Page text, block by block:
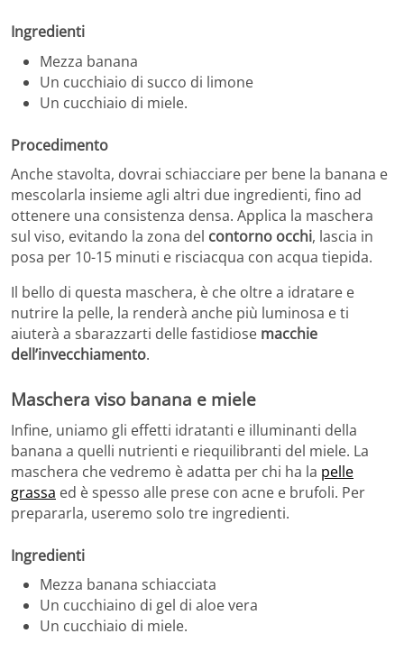
Ingredienti
Mezza banana
Un cucchiaio di succo di limone
Un cucchiaio di miele.
Procedimento
Anche stavolta, dovrai schiacciare per bene la banana e
mescolarla insieme agli altri due ingredienti, fino ad
ottenere una consistenza densa. Applica la maschera
sul viso, evitando la zona del contorno occhi, lascia in
posa per 10-15 minuti e risciacqua con acqua tiepida.
Il bello di questa maschera, è che oltre a idratare e
nutrire la pelle, la renderà anche più luminosa e ti
aiuterà a sbarazzarti delle fastidiose macchie
dell’invecchiamento.
Maschera viso banana e miele
Infine, uniamo gli effetti idratanti e illuminanti della
banana a quelli nutrienti e riequilibranti del miele. La
maschera che vedremo è adatta per chi ha la pelle
grassa ed è spesso alle prese con acne e brufoli. Per
prepararla, useremo solo tre ingredienti.
Ingredienti
Mezza banana schiacciata
Un cucchiaino di gel di aloe vera
Un cucchiaio di miele.